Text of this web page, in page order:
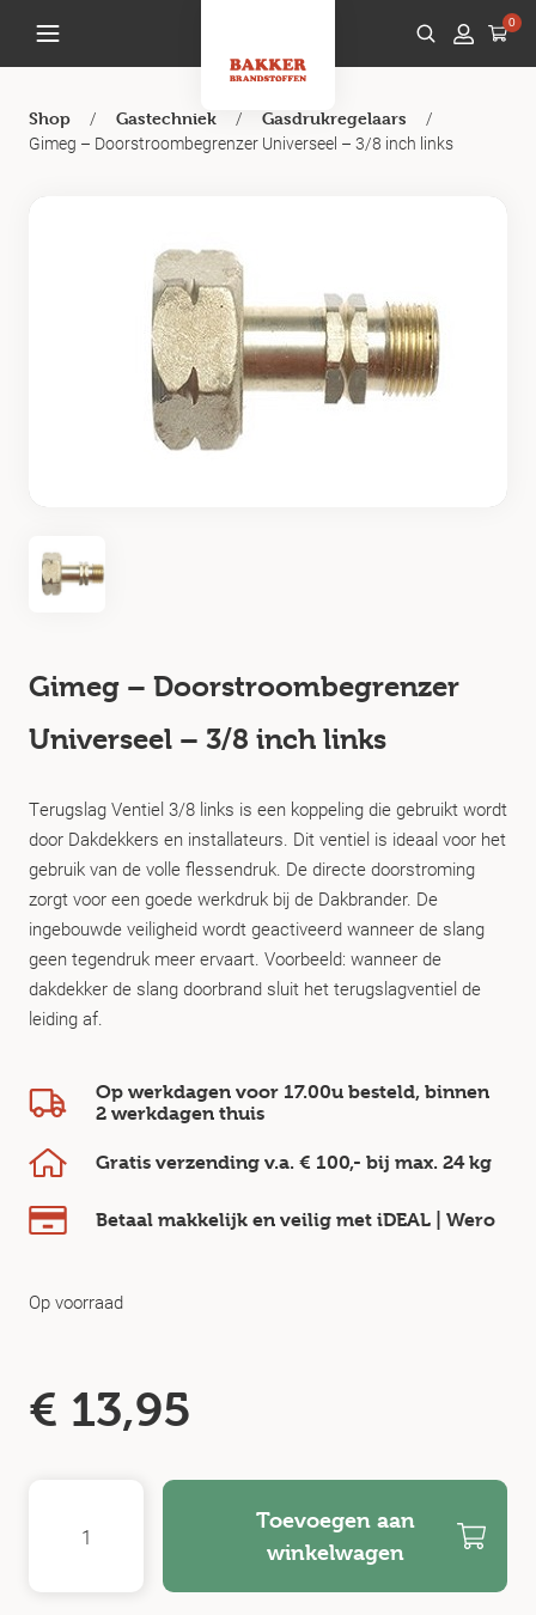
0
Shop / Gastechniek / Gasdrukregelaars
/
Gimeg – Doorstroombegrenzer Universeel – 3/8 inch links
Gimeg – Doorstroombegrenzer
Universeel – 3/8 inch links
Terugslag Ventiel 3/8 links is een koppeling die gebruikt wordt
door Dakdekkers en installateurs. Dit ventiel is ideaal voor het
gebruik van de volle flessendruk. De directe doorstroming
zorgt voor een goede werkdruk bij de Dakbrander. De
ingebouwde veiligheid wordt geactiveerd wanneer de slang
geen tegendruk meer ervaart. Voorbeeld: wanneer de
dakdekker de slang doorbrand sluit het terugslagventiel de
leiding af.
Op werkdagen voor 17.00u besteld, binnen
2 werkdagen thuis
Gratis verzending v.a. € 100,- bij max. 24 kg
Betaal makkelijk en veilig met iDEAL | Wero
Op voorraad
€ 13,95
Toevoegen aan
winkelwagen